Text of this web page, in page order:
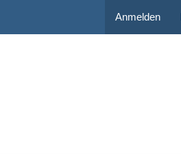
Anmelden